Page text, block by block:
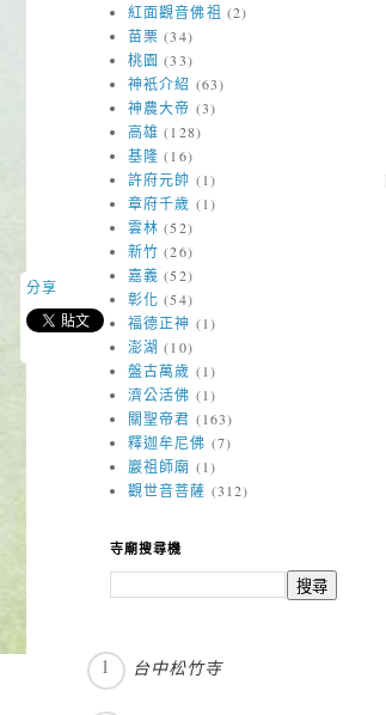
紅面觀音佛祖 (2)
苗栗 (34)
桃園 (33)
神衹介紹 (63)
神農大帝 (3)
高雄 (128)
基隆 (16)
許府元帥 (1)
章府千歲 (1)
雲林 (52)
新竹 (26)
嘉義 (52)
彰化 (54)
福德正神 (1)
澎湖 (10)
盤古萬歲 (1)
濟公活佛 (1)
關聖帝君 (163)
釋迦牟尼佛 (7)
巖祖師廟 (1)
觀世音菩薩 (312)
寺廟搜尋機
分享
台中松竹寺